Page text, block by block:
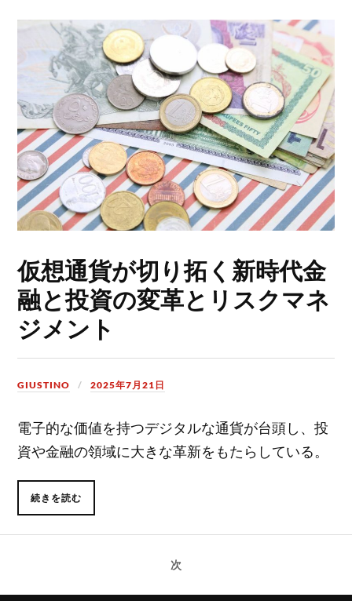
仮想通貨が切り拓く新時代金
融と投資の変革とリスクマネ
ジメント
GIUSTINO 2025年7月21日
電子的な価値を持つデジタルな通貨が台頭し、投
資や金融の領域に大きな革新をもたらしている。
続きを読む
次